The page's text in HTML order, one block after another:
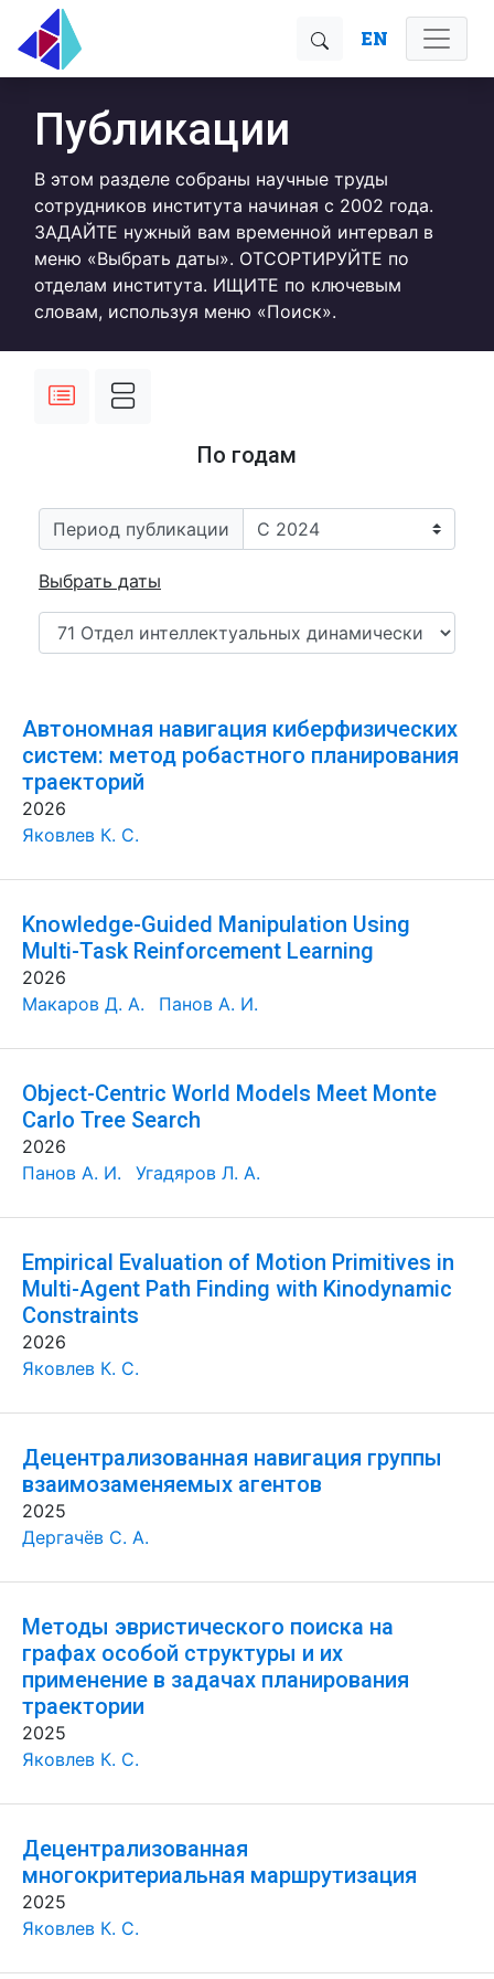
EN
Публикации
В этом разделе собраны научные труды
сотрудников института начиная с 2002 года.
ЗАДАЙТЕ нужный вам временной интервал в
меню «Выбрать даты». ОТСОРТИРУЙТЕ по
отделам института. ИЩИТЕ по ключевым
словам, используя меню «Поиск».
По годам
Период публикации
Выбрать даты
Автономная навигация киберфизических
систем: метод робастного планирования
траекторий
2026
Яковлев К. С.
Knowledge-Guided Manipulation Using
Multi-Task Reinforcement Learning
2026
Макаров Д. А.
Панов А. И.
Object-Centric World Models Meet Monte
Carlo Tree Search
2026
Панов А. И.
Угадяров Л. А.
Empirical Evaluation of Motion Primitives in
Multi-Agent Path Finding with Kinodynamic
Constraints
2026
Яковлев К. С.
Децентрализованная навигация группы
взаимозаменяемых агентов
2025
Дергачёв С. А.
Методы эвристического поиска на
графах особой структуры и их
применение в задачах планирования
траектории
2025
Яковлев К. С.
Децентрализованная
многокритериальная маршрутизация
2025
Яковлев К. С.